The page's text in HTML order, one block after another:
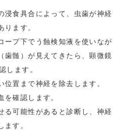
浸食具合によって、虫歯が神経
ります。
ープ下でう蝕検知液を使いなが
歯髄）が見えてきたら、顕微鏡
します。
置まで神経を除去します。
確認します。
る可能性があると診断し、神経
ます。